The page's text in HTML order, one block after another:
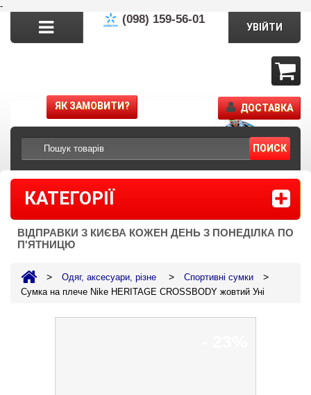
-
(098) 159-56-01
ПОИСК
УВІЙТИ
ЯК ЗАМОВИТИ? ДОСТАВКА
КАТЕГОРІЇ
ВІДПРАВКИ З КИЄВА КОЖЕН ДЕНЬ З ПОНЕДІЛКА ПО
П'ЯТНИЦЮ
> Одяг, аксесуари, різне > Спортивні сумки >
Сумка на плече Nike HERITAGE CROSSBODY жовтий Уні